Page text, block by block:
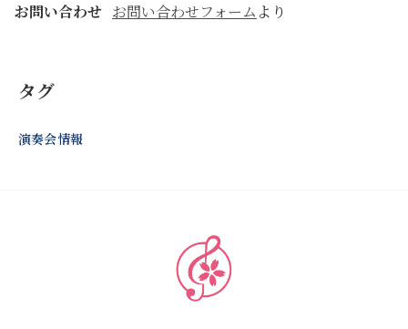
お問い合わせ お問い合わせフォーム より
タグ
演奏会情報